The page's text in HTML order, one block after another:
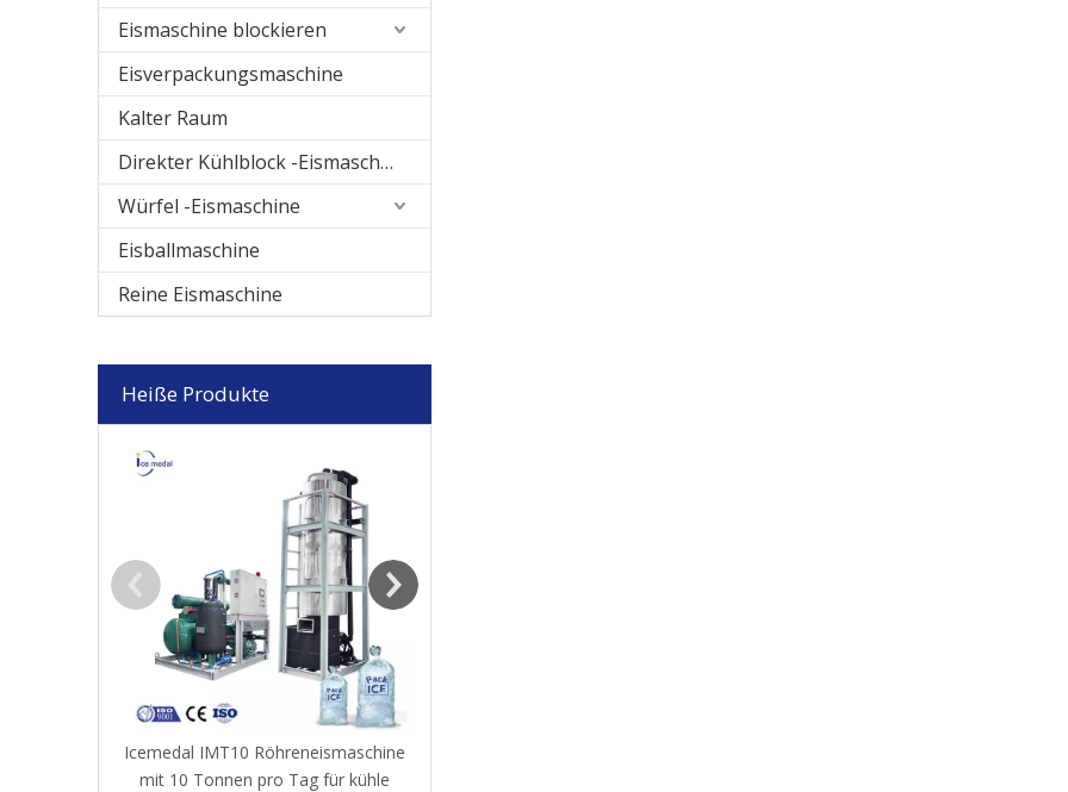
Eismaschine blockieren
Eisverpackungsmaschine
Kalter Raum
Direkter Kühlblock -Eismaschine
Würfel -Eismaschine
Eisballmaschine
Reine Eismaschine
Heiße Produkte
Icemedal IMT10 Röhreneismaschine
mit 10 Tonnen pro Tag für kühle